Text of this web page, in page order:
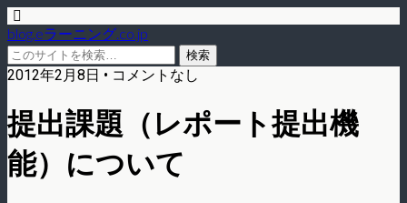
blog.eラーニング.co.jp
2012年2月8日 • コメントなし
提出課題（レポート提出機
能）について